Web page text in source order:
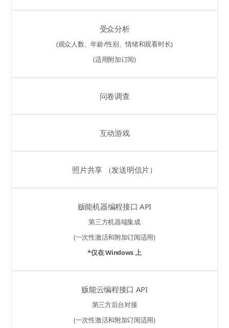
受众分析
(观众人数、年龄/性别、情绪和观看时长)
(适用附加订阅)
问卷调查
互动游戏
照片共享 （发送明信片）
贩能机器编程接口 API
第三方机器端集成
(一次性激活和附加订阅适用)
*仅在 Windows 上
贩能云编程接口 API
第三方后台对接
(一次性激活和附加订阅适用)